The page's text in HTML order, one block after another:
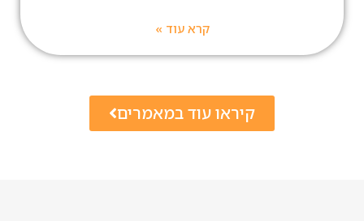
קרא עוד »
קיראו עוד במאמרים